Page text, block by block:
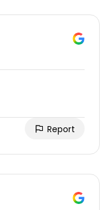
Report